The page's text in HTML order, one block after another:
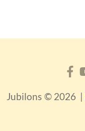
Jubilons © 2026 |